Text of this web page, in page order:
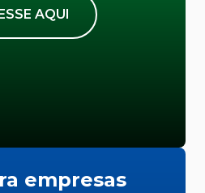
AQUI
empresas